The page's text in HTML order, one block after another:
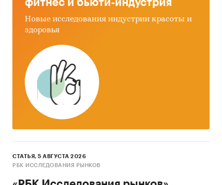
фитнес и бьюти-индустрия
Новые исследования индустрии красоты и
здоровья
СТАТЬЯ, 5 АВГУСТА 2026
РБК ИССЛЕДОВАНИЯ РЫНКОВ